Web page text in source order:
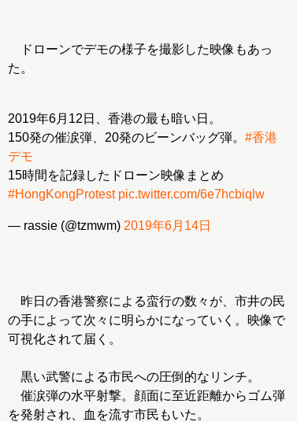
ドローンでデモの様子を撮影した映像もあっ
た。
2019年6月12日、香港の最も暗い日。
150発の催涙弾、20発のビーンバッグ弾。 #香港
デモ
15時間を記録したドローン映像まとめ
#HongKongProtest pic.twitter.com/6e7hcbiqlw
— rassie (@tzmwm) 2019年6月14日
昨日の香港警察による蛮行の数々が、市井の民
の手によって次々に明らかになっていく。映像で
可視化されて届く。
黒い武警による市民への圧倒的なリンチ。
催涙弾の水平射撃。顔面に至近距離からゴム弾
を発射され、血を流す市民もいた。